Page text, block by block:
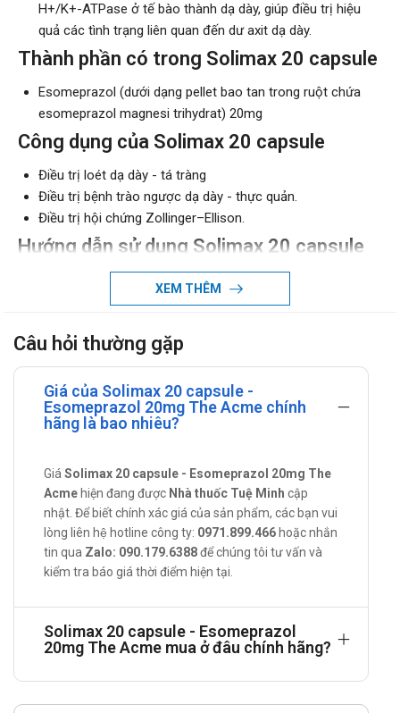
H+/K+-ATPase ở tế bào thành dạ dày, giúp điều trị hiệu
quả các tình trạng liên quan đến dư axit dạ dày.
Thành phần có trong Solimax 20 capsule
Esomeprazol (dưới dạng pellet bao tan trong ruột chứa
esomeprazol magnesi trihydrat) 20mg
Công dụng của Solimax 20 capsule
Điều trị loét dạ dày - tá tràng
Điều trị bệnh trào ngược dạ dày - thực quản.
Điều trị hội chứng Zollinger–Ellison.
Hướng dẫn sử dụng Solimax 20 capsule
Cách sử dụng: Uống nguyên viên với lượng nước lọc vừa
liều khuyến cáo sau:
Đối với bệnh nhân viêm, loét dạ dày tá tràng có dương
tính với HP: Sử dụng Solimax 20 capsule với liều 2 viên
mỗi ngày, chia làm 2 lần, trong 1 tuần, kết hợp với
Clarithromycin và amoxcillin theo chỉ định bác sĩ.
NSAIDS: Liều dùng là 1 đến 2 viên, mỗi ngày 1 lần, liên
tục trong vòng 6 tháng.
Đối với bệnh nhân trào ngược dạ dày thực quản, nhà
sản xuất khuyến cáo liều dùng từ 1 đến 2 viên mỗi
ngày.
Người quá mẫn với bất cứ thành phần nào có trong sản
phẩm.
Tác dụng phụ có thể sảy ra khi sử dụng Solimax 20
XEM THÊM
Câu hỏi thường gặp
Giá của Solimax 20 capsule -
Esomeprazol 20mg The Acme chính
hãng là bao nhiêu?
Giá Solimax 20 capsule - Esomeprazol 20mg The
Acme hiện đang được Nhà thuốc Tuệ Minh cập
nhật. Để biết chính xác giá của sản phẩm, các bạn vui
lòng liên hệ hotline công ty: 0971.899.466 hoặc nhắn
tin qua Zalo: 090.179.6388để chúng tôi tư vấn và
kiểm tra báo giá thời điểm hiện tại.
Solimax 20 capsule - Esomeprazol
20mg The Acme mua ở đâu chính hãng?